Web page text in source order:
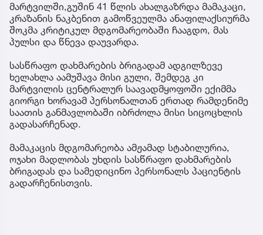
მარტვილში,გუშინ 41 წლის ახალგაზრდა მამაკაცი,
კრაზანის ნაკბენით გამოწვეულმა ანაფილაქსიურმა
შოკმა კრიტიკულ მდგომარეობაში ჩააგდო, მას
პულსი და წნევა დაუვარდა.
სასწრაფო დახმარების ბრიგადამ ადგილზევე
ხელახლა აამუშავა მისი გული, შემდეგ კი
მარტვილის ცენტრალურ საავადმყოფოში ექიმმა
გიორგი ხორავამ პერსონალთან ერთად რამდენიმე
საათის განმავლობაში იბრძოლა მისი სიცოცხლის
გადასარჩენად.
მამაკაცის მდგომარეობა ამჟამად სტაბილურია,
ოჯახი მადლობას უხდის სასწრაფო დახმარების
ბრიგადას და სამედიცინო პერსონალს პაციენტის
გადარჩენისთვის.